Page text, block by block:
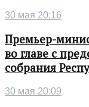
30 мая 20:16
Премьер-
во главе с
собрания
30 мая 20:09